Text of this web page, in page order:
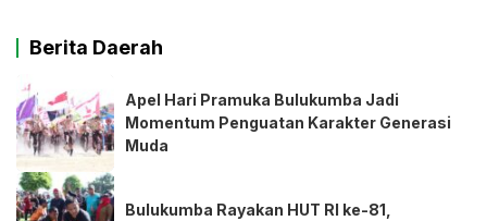
Berita Daerah
Apel Hari Pramuka Bulukumba Jadi
Momentum Penguatan Karakter Generasi
Muda
Bulukumba Rayakan HUT RI ke-81,